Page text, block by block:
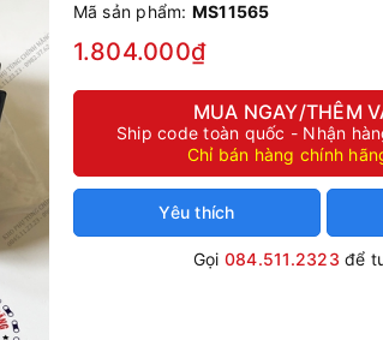
Mã sản phẩm: MS11565
1.804.000₫
MUA NGAY/THÊM
Ship code toàn quốc - Nhận
Chỉ bán hàng chính
Yêu thích
Gọi 084.511.2323 để